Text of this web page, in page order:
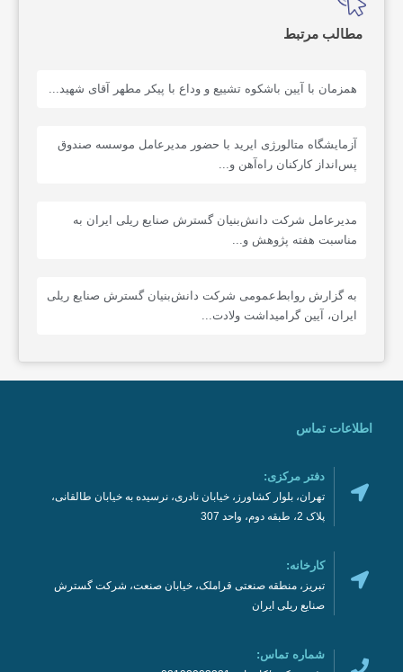
مطالب مرتبط
همزمان با آیین باشکوه تشییع و وداع با پیکر مطهر آقای شهید...
آزمایشگاه متالورژی ایرید با حضور مدیرعامل موسسه صندوق
پس‌انداز کارکنان راه‌آهن و...
‌مدیرعامل شرکت دانش‌بنیان گسترش صنایع ریلی ایران به
مناسبت هفته پژوهش و...
به گزارش روابط‌عمومی شرکت دانش‌بنیان گسترش صنایع ریلی
ایران، آیین گرامیداشت ولادت...
اطلاعات تماس
دفتر مرکزی:
تهران، بلوار کشاورز، خیابان نادری، نرسیده به خیابان طالقانی،
پلاک 2، طبقه دوم، واحد 307
کارخانه:
تبریز، منطقه صنعتی قراملک، خیابان صنعت، شرکت گسترش
صنایع ریلی ایران
شماره تماس: